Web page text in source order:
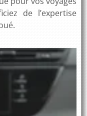
de l’expertise